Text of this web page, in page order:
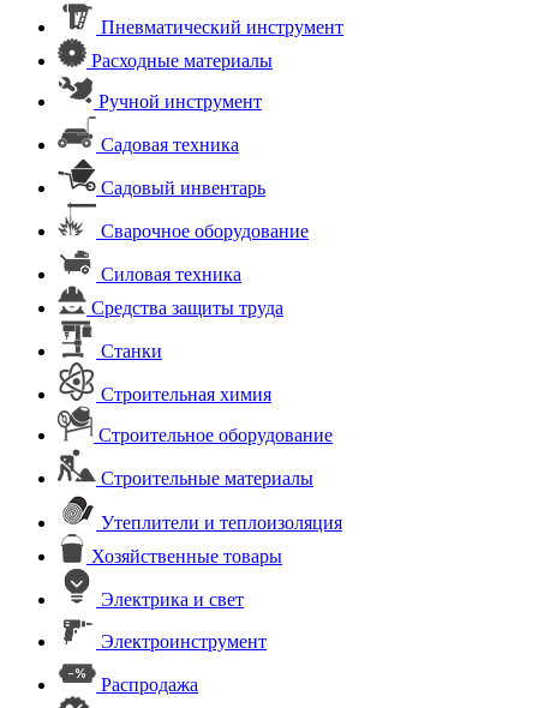
Пневматический инструмент
Расходные материалы
Ручной инструмент
Садовая техника
Садовый инвентарь
Сварочное оборудование
Силовая техника
Средства защиты труда
Станки
Строительная химия
Строительное оборудование
Строительные материалы
Утеплители и теплоизоляция
Хозяйственные товары
Электрика и свет
Электроинструмент
Распродажа